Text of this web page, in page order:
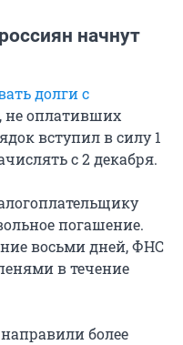
начнут
долги с
не оплативших
вступил в силу 1
с 2 декабря.
погашение.
восьми дней, ФНС
в течение
более